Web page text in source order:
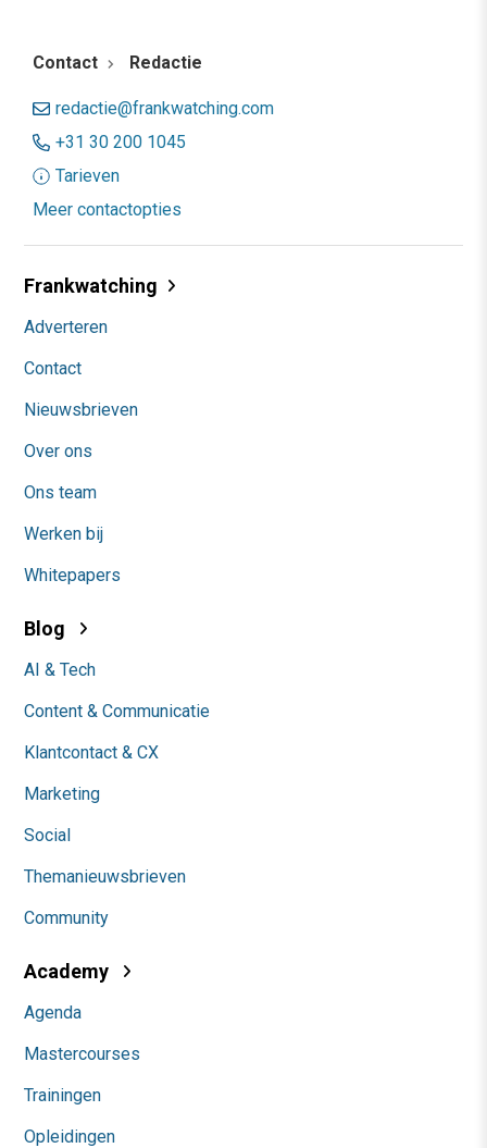
Contact Redactie
redactie@frankwatching.com
+31 30 200 1045
Tarieven
Meer contactopties
Frankwatching
Adverteren
Contact
Nieuwsbrieven
Over ons
Ons team
Werken bij
Whitepapers
Blog
AI & Tech
Content & Communicatie
Klantcontact & CX
Marketing
Social
Themanieuwsbrieven
Community
Academy
Agenda
Mastercourses
Trainingen
Opleidingen